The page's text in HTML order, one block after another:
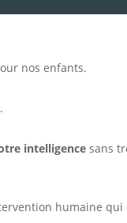
nos enfants.
.
intelligence sans
humaine